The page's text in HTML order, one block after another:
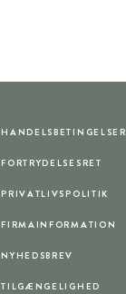
HANDELSBETINGELSER
FORTRYDELSESRET
PRIVATLIVSPOLITIK
FIRMAINFORMATION
NYHEDSBREV
TILGÆNGELIGHED